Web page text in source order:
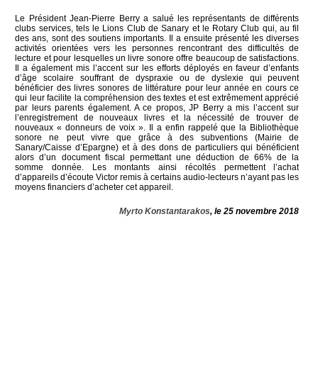
Le Président Jean-Pierre Berry a salué les représentants de différents
clubs services, tels le Lions Club de Sanary et le Rotary Club qui, au fil
des ans, sont des soutiens importants. Il a ensuite présenté les diverses
activités orientées vers les personnes rencontrant des difficultés de
lecture et pour lesquelles un livre sonore offre beaucoup de satisfactions.
Il a également mis l’accent sur les efforts déployés en faveur d’enfants
d’âge scolaire souffrant de dyspraxie ou de dyslexie qui peuvent
bénéficier des livres sonores de littérature pour leur année en cours ce
qui leur facilite la compréhension des textes et est extrêmement apprécié
par leurs parents également. A ce propos, JP Berry a mis l’accent sur
l’enregistrement de nouveaux livres et la nécessité de trouver de
nouveaux « donneurs de voix ». Il a enfin rappelé que la Bibliothèque
sonore ne peut vivre que grâce à des subventions (Mairie de
Sanary/Caisse d’Epargne) et à des dons de particuliers qui bénéficient
alors d’un document fiscal permettant une déduction de 66% de la
somme donnée. Les montants ainsi récoltés permettent l’achat
d’appareils d’écoute Victor remis à certains audio-lecteurs n’ayant pas les
moyens financiers d’acheter cet appareil.
Myrto Konstantarakos, le 25 novembre 2018